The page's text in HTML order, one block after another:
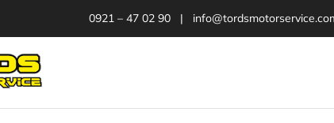
0921 – 47 02 90 |